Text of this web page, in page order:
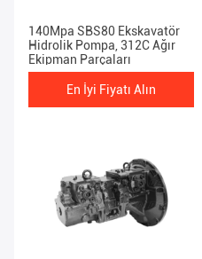
140Mpa SBS80 Ekskavatör
Hidrolik Pompa, 312C Ağır
Ekipman Parçaları
En İyi Fiyatı Alın